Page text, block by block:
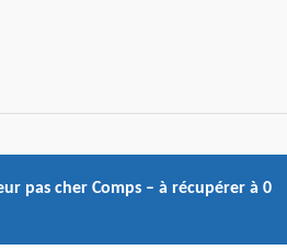
pas cher Comps – à récupérer à 0